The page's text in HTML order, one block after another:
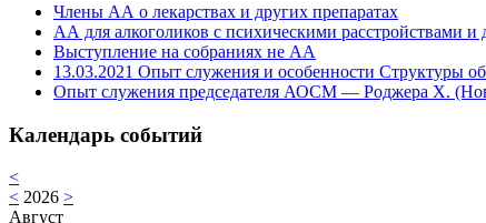
Члены АА о лекарствах и других препаратах
АА для алкоголиков с психическими расстройствами и
Выступление на собраниях не АА
13.03.2021 Опыт служения и особенности Структуры
Опыт служения председателя АОСМ — Роджера Х.
Календарь событий
<
< 2026 >
Август